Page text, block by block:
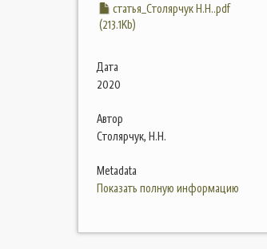
статья_Столярчук Н.Н..pdf
(213.1Kb)
Дата
2020
Автор
Столярчук, Н.Н.
Metadata
Показать полную информацию